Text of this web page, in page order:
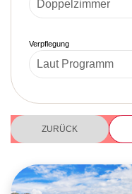
Verpflegung
ZURÜCK